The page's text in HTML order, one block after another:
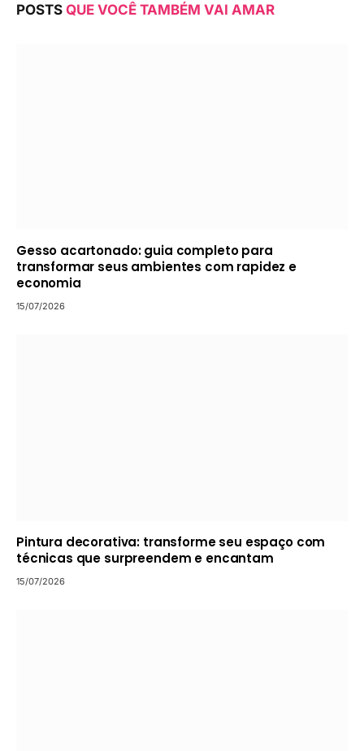
POSTS QUE VOCÊ TAMBÉM VAI AMAR
Gesso acartonado: guia completo para
transformar seus ambientes com rapidez e
economia
15/07/2026
Pintura decorativa: transforme seu espaço com
técnicas que surpreendem e encantam
15/07/2026